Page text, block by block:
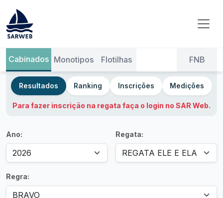
Para fazer inscrição na regata faça o login no SAR Web.
Ano: Regata:
Regra: